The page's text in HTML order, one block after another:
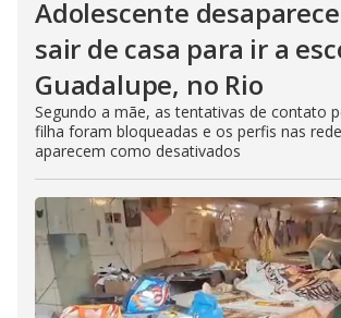
Adolescente
sair de casa para ir a
Guadalupe, no Rio
Segundo a mãe, as tentativas de contato
filha foram bloqueadas e os perfis nas
aparecem como desativados